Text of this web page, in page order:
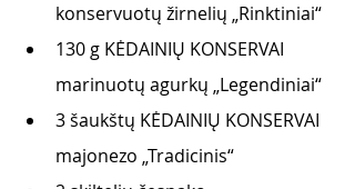
konservuotų žirnelių „Rinktiniai“
130 g KĖDAINIŲ KONSERVAI
marinuotų agurkų „Legendiniai“
3 šaukštų KĖDAINIŲ KONSERVAI
majonezo „Tradicinis“